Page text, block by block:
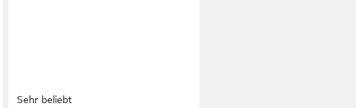
Sehr beliebt